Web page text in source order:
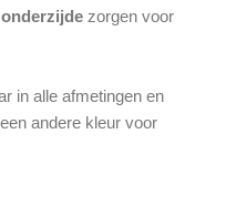
zorgen voor
in alle afmetingen en
andere kleur voor